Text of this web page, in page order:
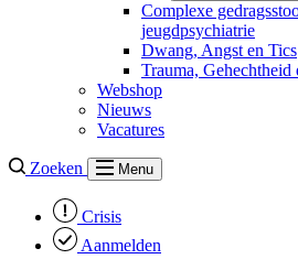
Complexe
jeugdpsychiatrie
Dwang, Angst en Tics
Trauma, Gehechtheid
Webshop
Nieuws
Vacatures
Zoeken Menu
Crisis
Aanmelden